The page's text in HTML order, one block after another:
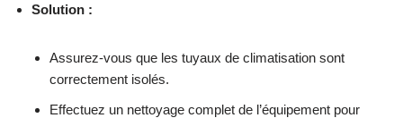
Solution :
Assurez-vous que les tuyaux de climatisation sont
correctement isolés.
Effectuez un nettoyage complet de l’équipement pour